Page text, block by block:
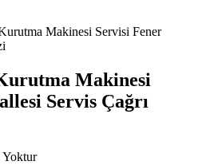
Makinesi Servisi Fener
Makinesi
Servis Çağrı